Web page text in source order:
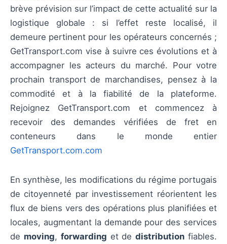
brève prévision sur l’impact de cette actualité sur la
logistique globale : si l’effet reste localisé, il
demeure pertinent pour les opérateurs concernés ;
GetTransport.com vise à suivre ces évolutions et à
accompagner les acteurs du marché. Pour votre
prochain transport de marchandises, pensez à la
commodité et à la fiabilité de la plateforme.
Rejoignez GetTransport.com et commencez à
recevoir des demandes vérifiées de fret en
conteneurs dans le monde entier
GetTransport.com.com
En synthèse, les modifications du régime portugais
de citoyenneté par investissement réorientent les
flux de biens vers des opérations plus planifiées et
locales, augmentant la demande pour des services
de moving, forwarding et dedistribution fiables.